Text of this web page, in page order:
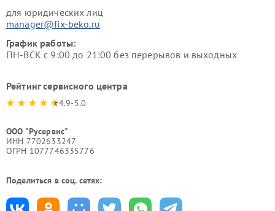
для юридических лиц
manager@fix-beko.ru
График работы:
ПН-ВСК с 9:00 до 21:00 без перерывов и выходных
Рейтинг сервисного центра
4.9-5.0
ООО "Русервис"
ИНН 7702633247
ОГРН 1077746335776
Поделиться в соц. сетях: